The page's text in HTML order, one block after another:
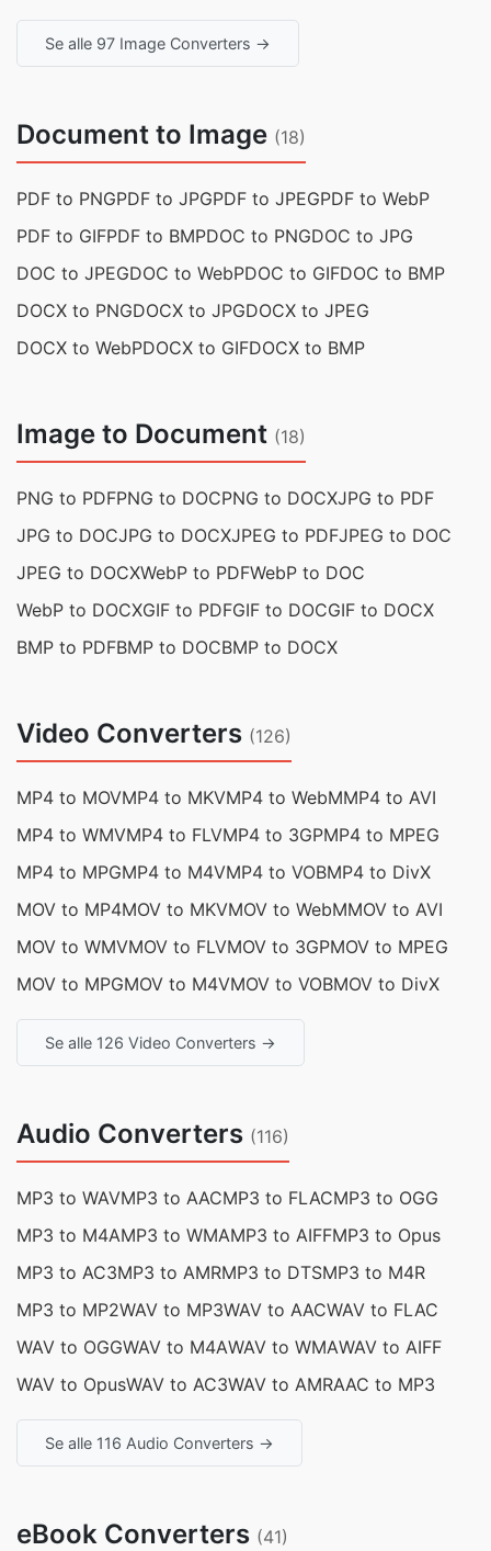
Se alle 97 Image Converters →
Document to Image (18)
PDF to PNGPDF to JPGPDF to JPEGPDF to WebP
PDF to GIFPDF to BMPDOC to PNGDOC to JPG
DOC to JPEGDOC to WebPDOC to GIFDOC to BMP
DOCX to PNGDOCX to JPGDOCX to JPEG
DOCX to WebPDOCX to GIFDOCX to BMP
Image to Document (18)
PNG to PDFPNG to DOCPNG to DOCXJPG to PDF
JPG to DOCJPG to DOCXJPEG to PDFJPEG to DOC
JPEG to DOCXWebP to PDFWebP to DOC
WebP to DOCXGIF to PDFGIF to DOCGIF to DOCX
BMP to PDFBMP to DOCBMP to DOCX
Video Converters (126)
MP4 to MOVMP4 to MKVMP4 to WebMMP4 to AVI
MP4 to WMVMP4 to FLVMP4 to 3GPMP4 to MPEG
MP4 to MPGMP4 to M4VMP4 to VOBMP4 to DivX
MOV to MP4MOV to MKVMOV to WebMMOV to AVI
MOV to WMVMOV to FLVMOV to 3GPMOV to MPEG
MOV to MPGMOV to M4VMOV to VOBMOV to DivX
Se alle 126 Video Converters →
Audio Converters (116)
MP3 to WAVMP3 to AACMP3 to FLACMP3 to OGG
MP3 to M4AMP3 to WMAMP3 to AIFFMP3 to Opus
MP3 to AC3MP3 to AMRMP3 to DTSMP3 to M4R
MP3 to MP2WAV to MP3WAV to AACWAV to FLAC
WAV to OGGWAV to M4AWAV to WMAWAV to AIFF
WAV to OpusWAV to AC3WAV to AMRAAC to MP3
Se alle 116 Audio Converters →
eBook Converters (41)